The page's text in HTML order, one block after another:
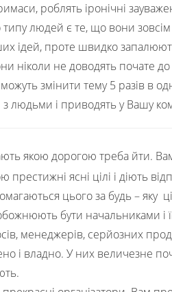
роблять іронічні
людей є те, що вони
ідей, проте швидко
ніколи не доводять почате до
змінити тему 5 разів в
людьми і приводять у Вашу
якою дорогою треба йти.
престижні ясні цілі і діють
цього за будь – яку
бути начальниками і
менеджерів, серйозних
і владно. У них величезне